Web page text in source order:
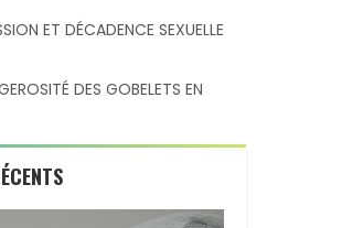
ET DÉCADENCE SEXUELLE
DES GOBELETS EN